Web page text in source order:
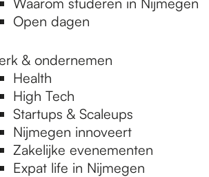
Open dagen
& ondernemen
Health
High Tech
Startups & Scaleups
Nijmegen innoveert
Zakelijke evenementen
Expat life in Nijmegen